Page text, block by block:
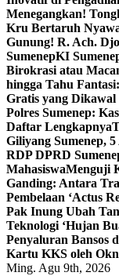
Menegangkan!
Kru Bertaruh
Gunung! R. Ach.
SumenepKI
Birokrasi atau
hingga Tahu
Gratis yang
Polres Sumenep:
Daftar Lengkapnya
Giliyang Sumenep,
RDP DPRD
MahasiswaMenguji
Ganding: Antara
Pembelaan ‘Actus
Pak Inung Ubah
Teknologi ‘Hujan
Penyaluran Bansos
Kartu KKS oleh
Ming. Agu 9th, 2026